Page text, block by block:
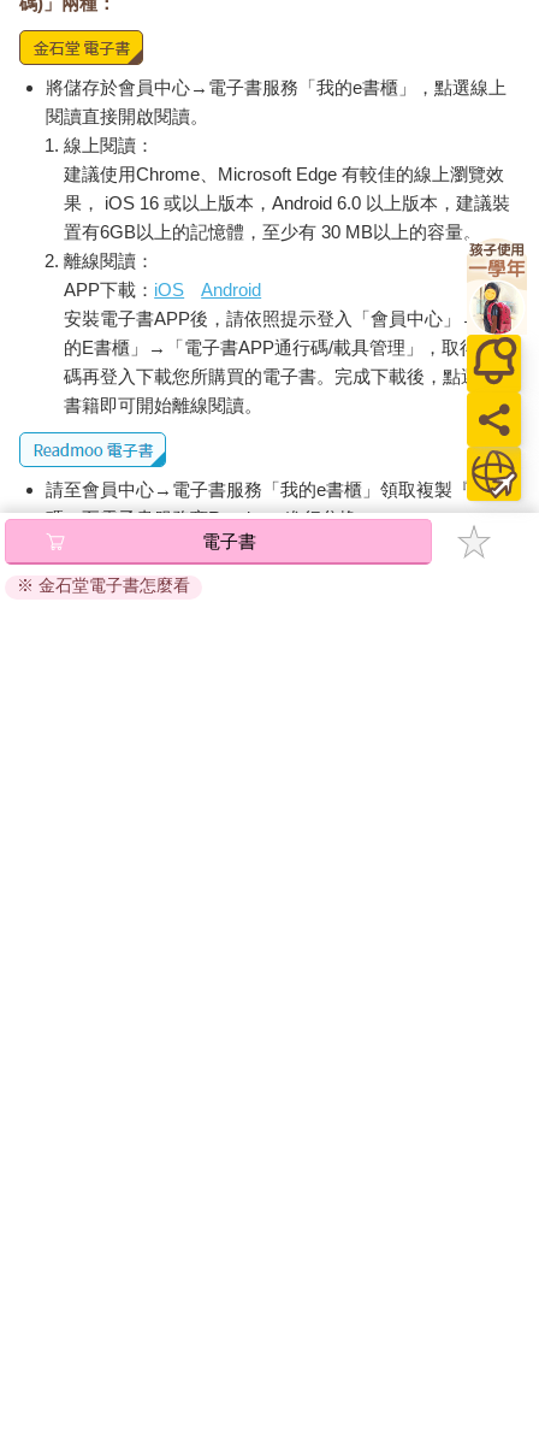
食、看個影片、滑個手機。你一開始並沒有把「認真」二字放在
心上，這兒翻翻、那兒看看，直到你遭遇了「帕金森定律」。
「帕金森定律」又叫「雞毛蒜皮定律」是由一位英國歷史學家諾
斯古德•帕金森所提出的。他根據多年的觀察，發現工作中極易出
現一種情況：
如果你分配一項任務，要求兩小時內做完，做事的人會拚死拚活
想辦法在兩小時完成。但如果你給他兩個禮拜呢？他還是會用足
兩個禮拜來完成同一件事。
為什麼？因為當時間拉長了，就有許多的雞毛蒜皮、不重要的事
情插入進來，於是，看似忙碌實則低效的「帕金森定律」，開始
運轉了。
現在，你知道哈佛學生為什麼在「溫書假」開始時悠哉游哉，最
後卻要熬夜來準備考試了，大家都難逃「帕金森定律」。
所以，當你開始制定複習計畫時，一定要對自己狠一點，給自己
安排少一點時間，反而能提高效率。
效率大師博恩•崔西(Brian Tracy)說：「如果你開始工作前，能夠
將儲存於會員中心→電子書服務「我的e書櫃」，點選線上
閱讀直接開啟閱讀。
線上閱讀：
建議使用Chrome、Microsoft Edge 有較佳的線上瀏覽效
果， iOS 16 或以上版本，Android 6.0 以上版本，建議裝
置有6GB以上的記憶體，至少有 30 MB以上的容量。
離線閱讀：
APP下載： iOS
Android
安裝電子書APP後，請依照提示登入「會員中心」→「我
的E書櫃」→「電子書APP通行碼/載具管理」，取得通行
碼再登入下載您所購買的電子書。完成下載後，點選任一
書籍即可開始離線閱讀。
請至會員中心→電子書服務「我的e書櫃」領取複製『兌換
碼』至電子書服務商Readmoo進行兌換。
退換貨須知：
因版權保護，您在金石堂所購買的電子書僅能以金石堂專屬
電子書
※ 金石堂電子書怎麼看